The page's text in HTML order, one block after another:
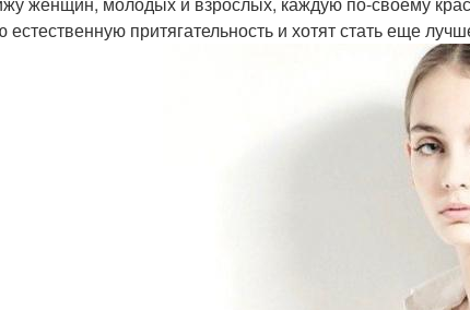
естественную притягательность и хотят стать еще